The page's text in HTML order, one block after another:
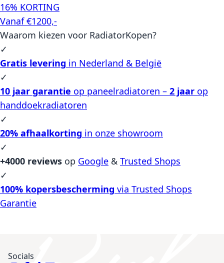
16% KORTING
Vanaf €1200,-
Waarom kiezen voor RadiatorKopen?
✓
Gratis levering in Nederland & België
✓
10 jaar garantie op paneelradiatoren – 2 jaar op
handdoekradiatoren
✓
20% afhaalkorting in onze showroom
✓
+4000 reviews op Google & Trusted Shops
✓
100% kopersbescherming via Trusted Shops
Garantie
Socials